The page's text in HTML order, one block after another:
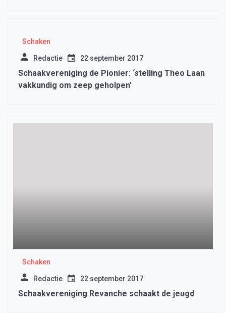
Schaken
Redactie 22 september 2017
Schaakvereniging de Pionier: ‘stelling Theo Laan
vakkundig om zeep geholpen’
Schaken
Redactie 22 september 2017
Schaakvereniging Revanche schaakt de jeugd